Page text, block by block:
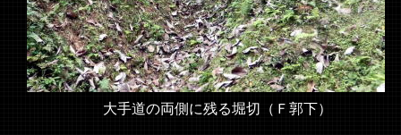
大手道の両側に残る堀切（Ｆ郭下）